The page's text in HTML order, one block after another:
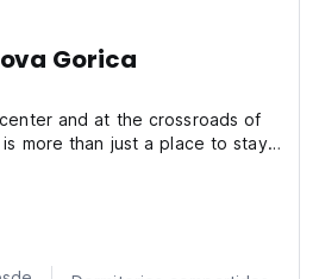
Gorica
and at the crossroads of
more than just a place to stay
for travelers from all walks of
the Italian border, in the